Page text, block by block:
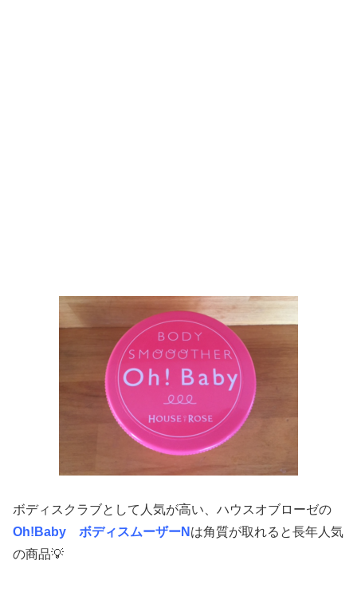
ボディスクラブとして人気が高い、ハウスオブローゼの
Oh!Baby ボディスムーザーN は角質が取れると長年人気
の商品💡